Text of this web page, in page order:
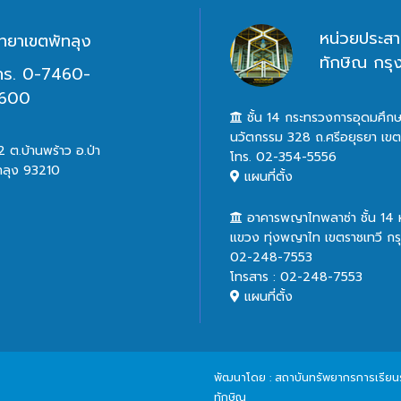
ยาเขตพัทลุง
ร. 0-7460-
.บ้านพร้าว อ.ป่า
ง 93210
หน่วยประส
ทักษิณ กรุ
ชั้น 14 กระทรวงการอุดมศึก
นวัตกรรม 328 ถ.ศรีอยุธยา เข
โทร. 02-354-5556
แผนที่ตั้ง
อาคารพญาไทพลาซ่า ชั้น
แขวง ทุ่งพญาไท เขตราชเทวี
02-248-7553
โทรสาร : 02-248-7553
แผนที่ตั้ง
พัฒนาโดย : สถาบันทรัพยากรการเรีย
ทักษิณ